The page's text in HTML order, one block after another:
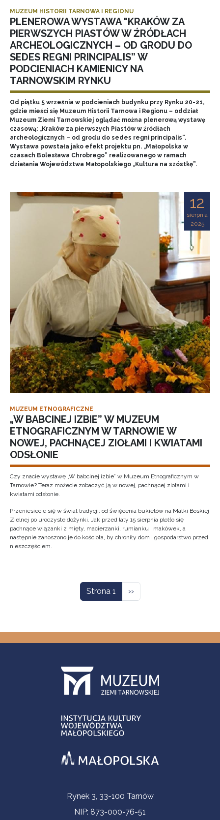
MUZEUM HISTORII TARNOWA I REGIONU
PLENEROWA WYSTAWA "KRAKÓW ZA
PIERWSZYCH PIASTÓW W ŹRÓDŁACH
ARCHEOLOGICZNYCH – OD GRODU DO
SEDES REGNI PRINCIPALIS” W
PODCIENIACH KAMIENICY NA
TARNOWSKIM RYNKU
Od piątku 5 września w podcieniach budynku przy Rynku 20-21,
gdzie mieści się Muzeum Historii Tarnowa i Regionu – oddział
Muzeum Ziemi Tarnowskiej oglądać można plenerową wystawę
czasową: „Kraków za pierwszych Piastów w źródłach
archeologicznych – od grodu do sedes regni principalis”.
Wystawa powstała jako efekt projektu pn. „Małopolska w
czasach Bolesława Chrobrego” realizowanego w ramach
działania Województwa Małopolskiego „Kultura na szóstkę”.
12
sierpnia
2025
MUZEUM ETNOGRAFICZNE
„W BABCINEJ IZBIE” W MUZEUM
ETNOGRAFICZNYM W TARNOWIE W
NOWEJ, PACHNĄCEJ ZIOŁAMI I KWIATAMI
ODSŁONIE
Czy znacie wystawę „W babcinej izbie” w Muzeum Etnograficznym w
Tarnowie? Teraz możecie zobaczyć ją w nowej, pachnącej ziołami i
kwiatami odsłonie.
Przeniesiecie się w świat tradycji: od święcenia bukietów na Matki Boskiej
Zielnej po uroczyste dożynki. Jak przed laty 15 sierpnia plotło się
pachnące wiązanki z mięty, macierzanki, rumianku i makówek, a
następnie zanoszono je do kościoła, by chroniły dom i gospodarstwo przed
nieszczęściem.
Strona 1 Następna strona
››
Informacje kontaktoweRynek 3, 33-100 Tarnów
NIP: 873-000-76-51